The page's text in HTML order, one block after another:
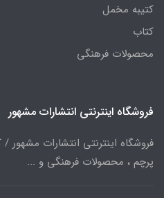
کتیبه مخمل
کتاب
محصولات فرهنگی
فروشگاه اینترنتی انتشارات مشهور
فروشگاه اینترنتی انتشارات مشهور
پرچم ، محصولات فرهنگی و ...